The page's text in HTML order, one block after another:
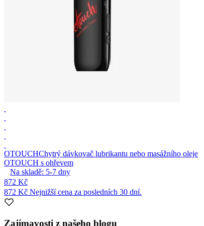
OTOUCHChytrý dávkovač lubrikantu nebo masážního oleje
OTOUCH s ohřevem
Na skladě: 5-7 dny
872 Kč
872 Kč Nejnižší cena za posledních 30 dní.
1
Zajímavosti z našeho blogu